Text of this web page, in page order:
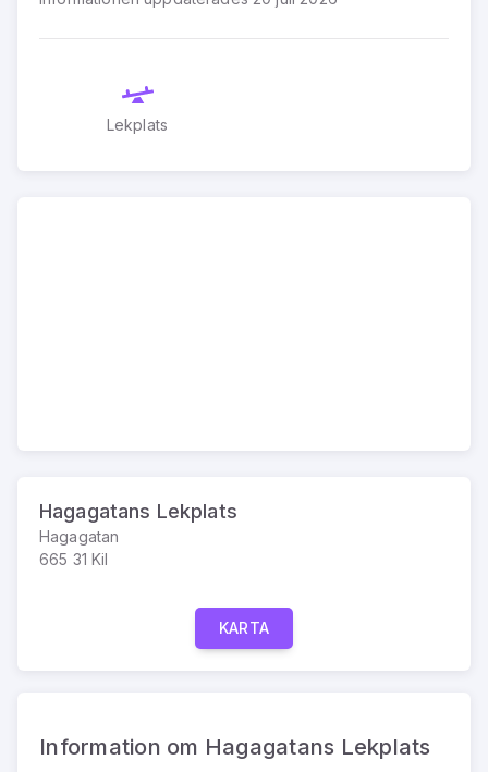
Lekplats
Hagagatans Lekplats
Hagagatan
665 31 Kil
KARTA
Information om Hagagatans Lekplats